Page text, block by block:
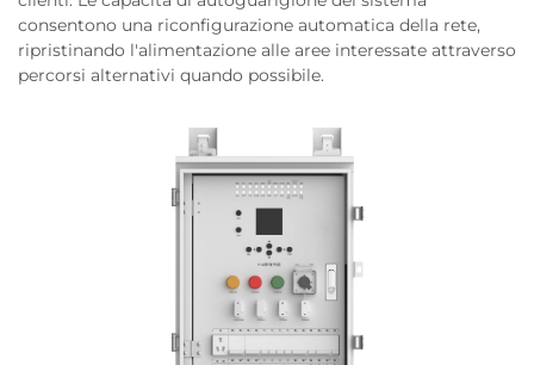
consentono una riconfigurazione automatica della rete,
ripristinando l'alimentazione alle aree interessate attraverso
percorsi alternativi quando possibile.